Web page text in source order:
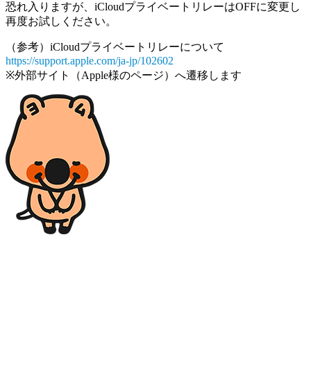
恐れ入りますが、iCloudプライベートリレーはOFFに変更し
再度お試しください。
（参考）iCloudプライベートリレーについて
https://support.apple.com/ja-jp/102602
※外部サイト（Apple様のページ）へ遷移します